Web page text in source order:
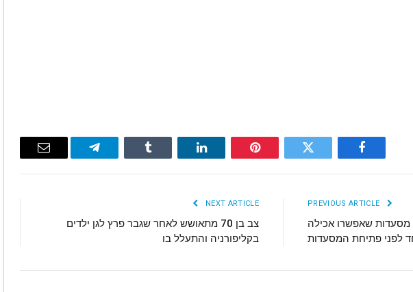
Facebook
Twitter
Pinterest
LinkedIn
Tumblr
Telegram
Email
מחוז לוס אנג'לס תובע 2 מסעדות שאפשרו אכילה
לפני פתיחת המסעדות
NEXT ARTICLE
צב בן 70 מתאושש לאחר שגבר פרץ לגן ילדים
בקליפורניה והתעלל בו